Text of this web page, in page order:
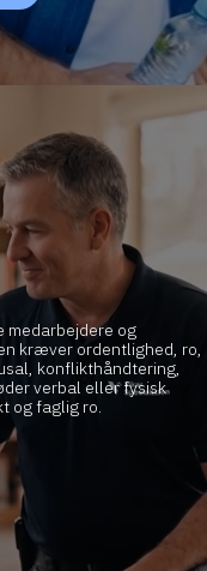
medarbejdere og
kræver ordentlighed, ro,
konflikthåndtering,
verbal eller fysisk
og faglig ro.